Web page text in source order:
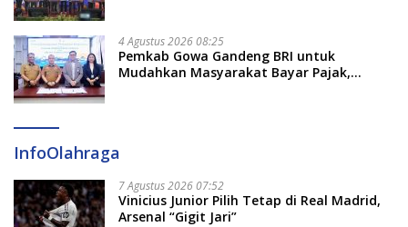
4 Agustus 2026 08:25
Pemkab Gowa Gandeng BRI untuk
Mudahkan Masyarakat Bayar Pajak,
InfoOlahraga
7 Agustus 2026 07:52
Vinicius Junior Pilih Tetap di Real Madrid,
Arsenal “Gigit Jari”